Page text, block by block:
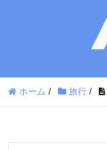
ホーム / 旅行 /